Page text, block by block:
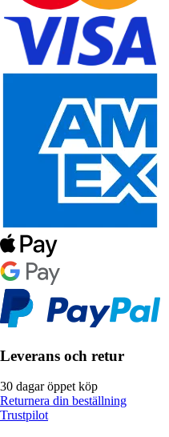
Leverans och retur
30 dagar öppet köp
Returnera din beställning
Trustpilot